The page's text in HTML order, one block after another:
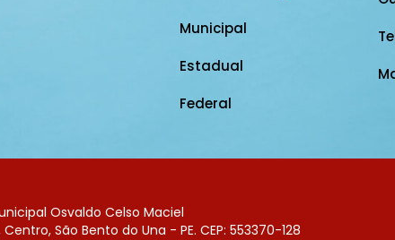
Municipal
Estadual
Federal
Osvaldo Celso Maciel
São Bento do Una - PE. CEP: 553370-128